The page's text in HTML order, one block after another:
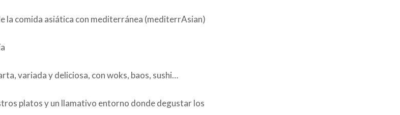
la comida asiática con mediterránea (mediterrAsian)
variada y deliciosa, con woks, baos, sushi…
platos y un llamativo entorno donde degustar los